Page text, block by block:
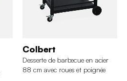
Colbert
Desserte de barbecue en acier
88 cm avec roues et poignée